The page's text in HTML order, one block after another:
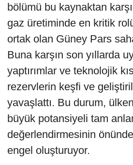
bölümü bu kaynaktan
gaz üretiminde en kritik
ortak olan Güney Pars
Buna karşın son yıllarda
yaptırımlar ve teknolojik
rezervlerin keşfi ve
yavaşlattı. Bu durum,
büyük potansiyeli tam
değerlendirmesinin
engel oluşturuyor.